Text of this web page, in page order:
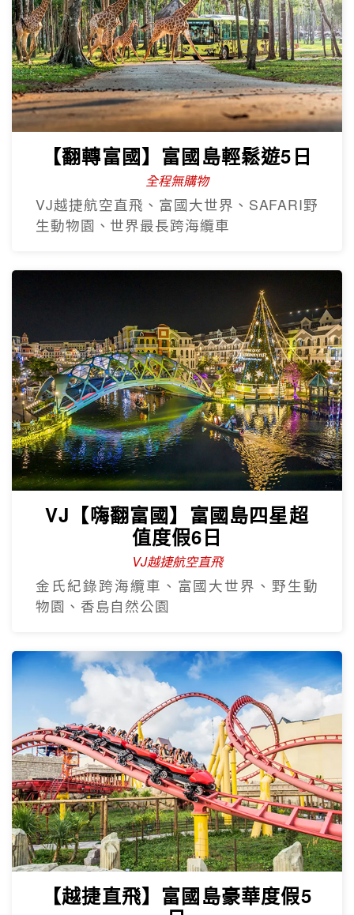
【翻轉富國】富國島輕鬆遊5日
全程無購物
VJ越捷航空直飛、富國大世界、SAFARI野
生動物園、世界最長跨海纜車
VJ【嗨翻富國】富國島四星超
值度假6日
VJ越捷航空直飛
金氏紀錄跨海纜車、富國大世界、野生動
物園、香島自然公園
【越捷直飛】富國島豪華度假5
日
VJ越捷航空直飛
全程五星飯店、金氏紀錄跨海纜車、富國
大世界、野生動物園、珍珠樂園、香島自
然公園